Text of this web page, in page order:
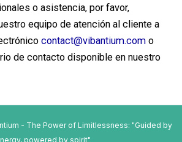
o asistencia, por favor,
equipo de atención al cliente a
contact@vibantium.com o
de contacto disponible en nuestro
- The Power of Limitlessness: "Guided by
powered by spirit"